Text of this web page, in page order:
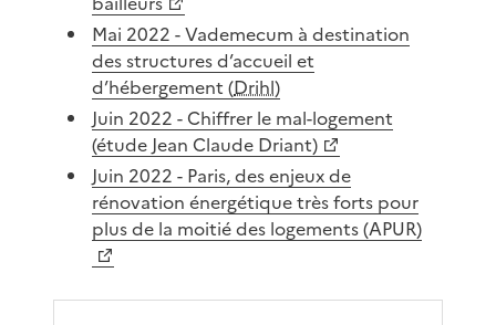
Mai 2022 - Vademecum à destination
des structures d’accueil et
d’hébergement (Drihl)
Juin 2022 - Chiffrer le mal-logement
(étude Jean Claude Driant)
Juin 2022 - Paris, des enjeux de
rénovation énergétique très forts pour
plus de la moitié des logements (APUR)